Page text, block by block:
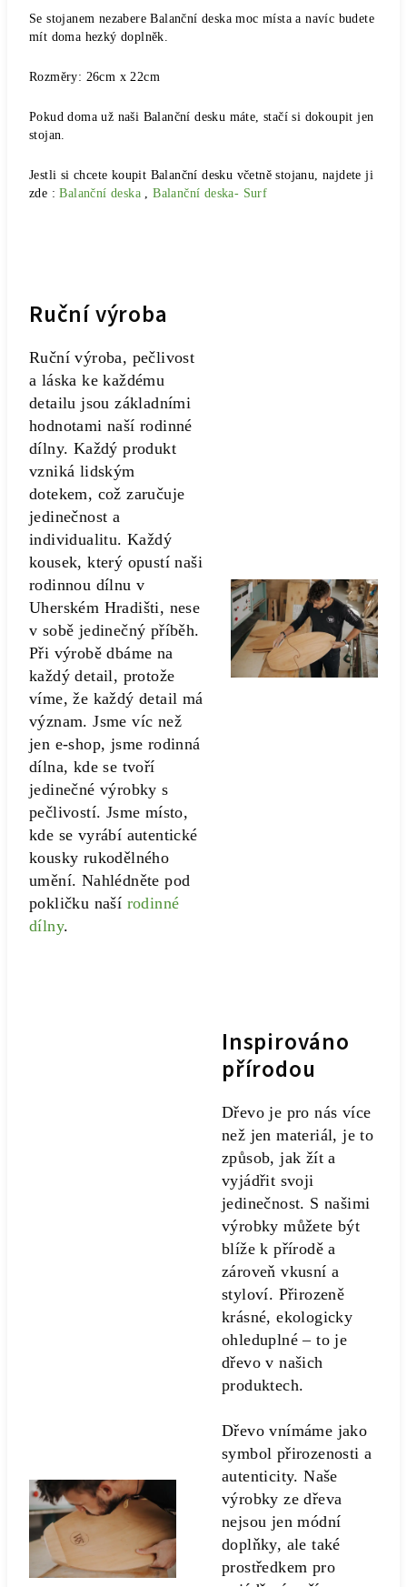
Se stojanem nezabere Balanční deska moc místa a navíc budete
mít doma hezký doplněk.
Rozměry: 26cm x 22cm
Pokud doma už naši Balanční desku máte, stačí si dokoupit jen
stojan.
Jestli si chcete koupit Balanční desku včetně stojanu, najdete ji
zde :Balanční deska ,Balanční deska- Surf
Ruční výroba
Ruční výroba, pečlivost
a láska ke každému
detailu jsou základními
hodnotami naší rodinné
dílny. Každý produkt
vzniká lidským
dotekem, což zaručuje
jedinečnost a
individualitu. Každý
kousek, který opustí naši
rodinnou dílnu v
Uherském Hradišti, nese
v sobě jedinečný příběh.
Při výrobě dbáme na
každý detail, protože
víme, že každý detail má
význam. Jsme víc než
jen e-shop, jsme rodinná
dílna, kde se tvoří
jedinečné výrobky s
pečlivostí. Jsme místo,
kde se vyrábí autentické
kousky rukodělného
umění. Nahlédněte pod
pokličku naší rodinné
dílny.
Inspirováno
přírodou
Dřevo je pro nás více
než jen materiál, je to
způsob, jak žít a
vyjádřit svoji
jedinečnost. S našimi
výrobky můžete být
blíže k přírodě a
zároveň vkusní a
styloví. Přirozeně
krásné, ekologicky
ohleduplné – to je
dřevo v našich
produktech.
Dřevo vnímáme jako
symbol přirozenosti a
autenticity. Naše
výrobky ze dřeva
nejsou jen módní
doplňky, ale také
prostředkem pro